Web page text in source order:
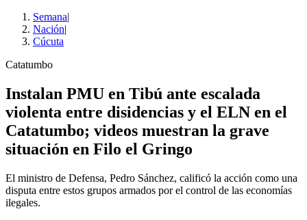
Semana|
Nación|
Cúcuta
Catatumbo
Instalan PMU en Tibú ante escalada
violenta entre disidencias y el ELN en el
Catatumbo; videos muestran la grave
situación en Filo el Gringo
El ministro de Defensa, Pedro Sánchez, calificó la acción como una
disputa entre estos grupos armados por el control de las economías
ilegales.